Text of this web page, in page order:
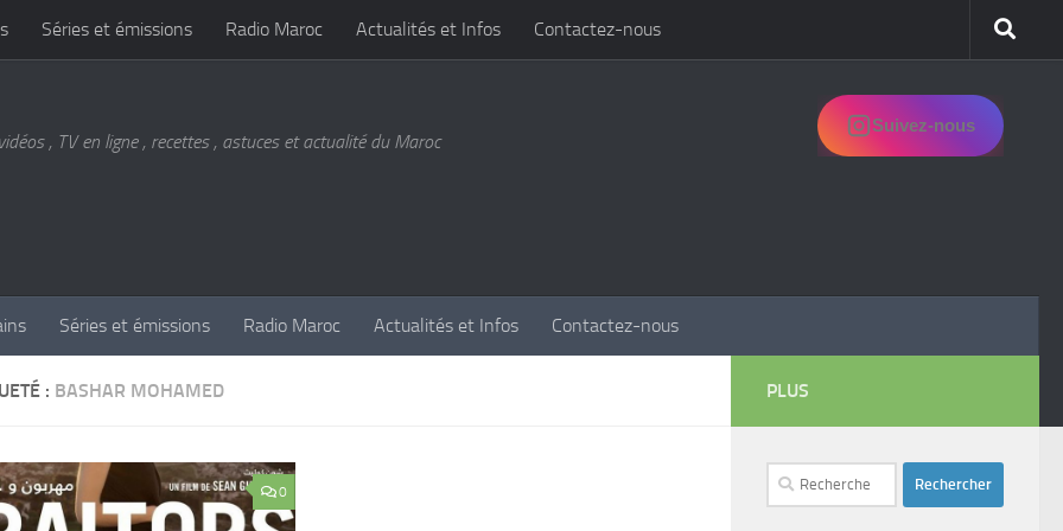
Séries et émissions Radio Maroc Actualités et Infos Contactez-nous
, TV en ligne , recettes , astuces et actualité du Maroc
Suivez-nous
Séries et émissions Radio Maroc Actualités et Infos Contactez-nous
: BASHAR MOHAMED
0
PLUS
Rechercher :